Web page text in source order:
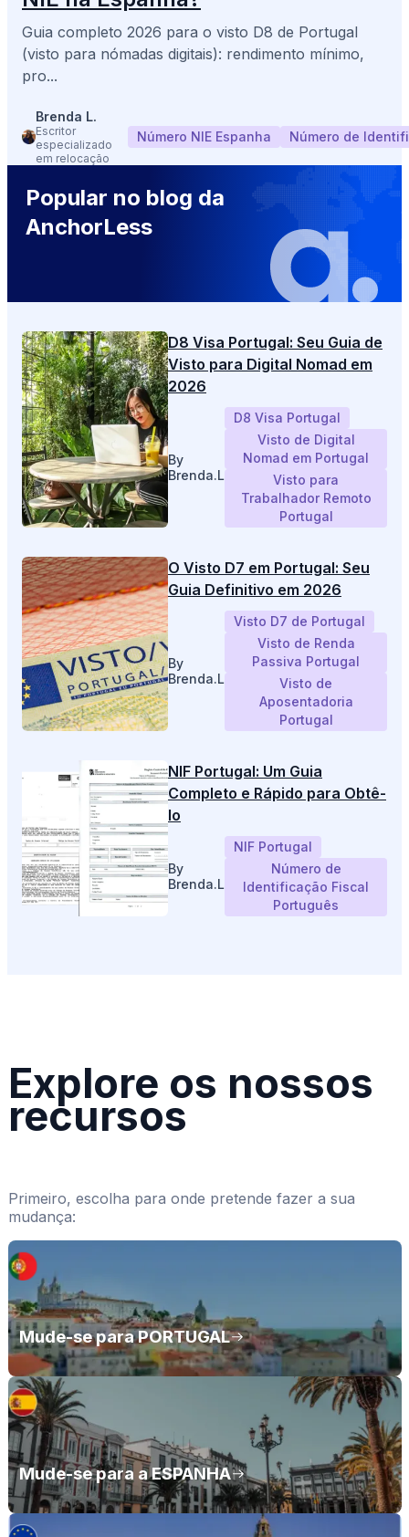
Guia completo 2026 para o visto D8 de Portugal
(visto para nómadas digitais): rendimento mínimo,
pro...
Brenda L.
Escritor
especializado
em relocação
Número NIE Espanha Número de
Popular no blog da
AnchorLess
D8 Visa Portugal: Seu Guia de
Visto para Digital Nomad em
2026
By
Brenda.L
D8 Visa Portugal
Visto de Digital
Nomad em Portugal
Visto para
Trabalhador Remoto
Portugal
O Visto D7 em Portugal: Seu
Guia Definitivo em 2026
By
Brenda.L
Visto D7 de Portugal
Visto de Renda
Passiva Portugal
Visto de
Aposentadoria
Portugal
NIF Portugal: Um Guia
Completo e Rápido para Obtê-
lo
By
Brenda.L
NIF Portugal
Número de
Identificação Fiscal
Português
Explore os nossos
recursos
Primeiro, escolha para onde pretende fazer a sua
mudança:
Mude-se para PORTUGAL
Mude-se para a ESPANHA